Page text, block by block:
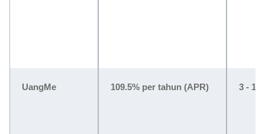
UangMe 109.5% per tahun (APR) 3 - 12